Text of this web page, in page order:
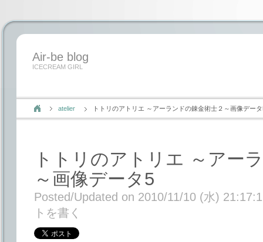
Air-be blog
ICECREAM GIRL
atelier トトリのアトリエ ～アーランドの錬金術士２～画像デー
トトリのアトリエ ～アー
～画像データ5
Posted/Updated on 2010/11/10 (水)
トを書く